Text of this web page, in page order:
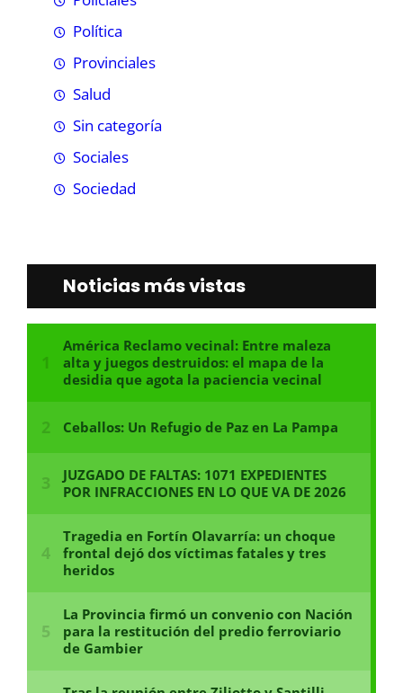
Política
Provinciales
Salud
Sin categoría
Sociales
Sociedad
Noticias más vistas